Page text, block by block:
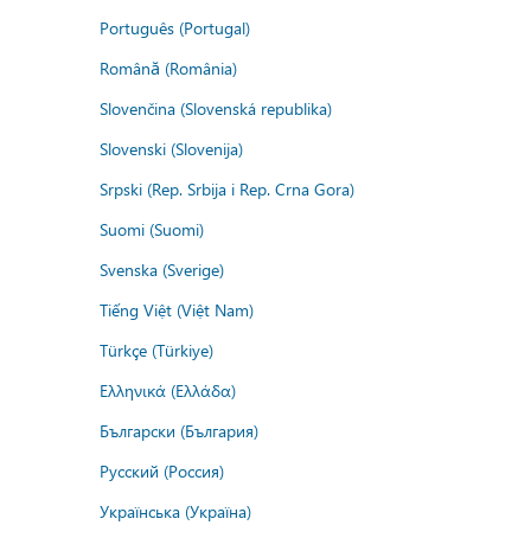
Português (Portugal)
Română (România)
Slovenčina (Slovenská republika)
Slovenski (Slovenija)
Srpski (Rep. Srbija i Rep. Crna Gora)
Suomi (Suomi)
Svenska (Sverige)
Tiếng Việt (Việt Nam)
Türkçe (Türkiye)
Ελληνικά (Ελλάδα)
Български (България)
Русский (Россия)
Українська (Україна)